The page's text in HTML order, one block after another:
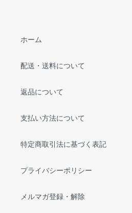
ホーム
配送・送料について
返品について
支払い方法について
特定商取引法に基づく表記
プライバシーポリシー
メルマガ登録・解除